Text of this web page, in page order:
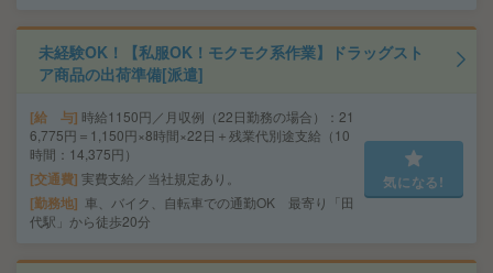
未経験OK！【私服OK！モクモク系作業】ドラッグスト
ア商品の出荷準備[派遣]
給 与 時給1150円／月収例（22日勤務の場合）：21
6,775円＝1,150円×8時間×22日＋残業代別途支給（10
時間：14,375円）
交通費 実費支給／当社規定あり。
勤務地 車、バイク、自転車での通勤OK 最寄り「田
代駅」から徒歩20分
気になる!